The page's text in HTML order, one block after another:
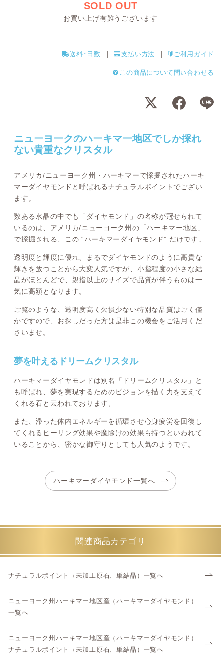
SOLD OUT
お買い上げ有難うございます
送料･日数 支払い方法 ご利用ガイド
この商品について問い合わせる
ニューヨークのハーキマー地区でしか採れ
ない貴重なクリスタル
アメリカ/ニューヨーク州・ハーキマーで採掘されたハーキ
マーダイヤモンドと呼ばれるナチュラルポイントでござい
ます。
数ある水晶の中でも「ダイヤモンド」の名称が冠せられて
いるのは、アメリカ/ニューヨーク州の「ハーキマー地区」
で採掘される、この “ハーキマーダイヤモンド” だけです。
透明度と輝度に優れ、まるでダイヤモンドのように高貴な
輝きを放つことから大変人気ですが、小指程度の小さな結
晶がほとんどで、親指以上のサイズで品質が伴うものは一
気に高額となります。
ご覧のような、透明度高く欠損少ない特別な品質はごく僅
かですので、お探しだった方は是非この機会をご活用くだ
さいませ。
夢を叶えるドリームクリスタル
ハーキマーダイヤモンドは別名「ドリームクリスタル」と
も呼ばれ、夢を実現するためのビジョンを描く力を支えて
くれる石と云われております。
また、滞った体内エネルギーを循環させ心身疲労を回復し
てくれるヒーリング効果や魔除けの効果も持つといわれて
いることから、密かな御守りとしても人気のようです。
ハーキマーダイヤモンド一覧へ
関連商品カテゴリ
ナチュラルポイント（未加工原石、単結晶）一覧へ
ニューヨーク州ハーキマー地区産（ハーキマーダイヤモンド）
一覧へ
ニューヨーク州ハーキマー地区産（ハーキマーダイヤモンド）
ナチュラルポイント（未加工原石、単結晶）一覧へ